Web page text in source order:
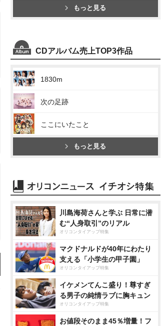
もっと見る
CDアルバム売上TOP3作品
1830m
次の足跡
ここにいたこと
もっと見る
川島海荷さんと学ぶ 日常に潜
む“人身取引”のリアル
オリコンタイアップ特集
マクドナルドが40年にわたり
支える「小学生の甲子園」
オリコンタイアップ特集
イケメンてんこ盛り！尊すぎ
る男子の純情ラブに胸キュン
オリコンタイアップ特集
お値段そのまま45％増量！フ